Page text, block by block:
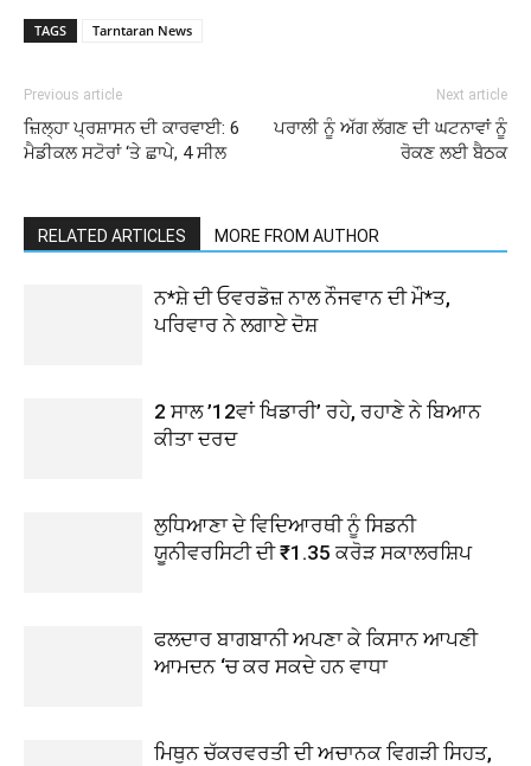
TAGS Tarntaran News
Previous article
ਜ਼ਿਲ੍ਹਾ ਪ੍ਰਸ਼ਾਸਨ ਦੀ ਕਾਰਵਾਈ: 6
ਮੈਡੀਕਲ ਸਟੋਰਾਂ ‘ਤੇ ਛਾਪੇ, 4 ਸੀਲ
Next article
ਪਰਾਲੀ ਨੂੰ ਅੱਗ ਲੱਗਣ ਦੀ ਘਟਨਾਵਾਂ ਨੂੰ
ਰੋਕਣ ਲਈ ਬੈਠਕ
RELATED ARTICLES MORE FROM AUTHOR
ਨ*ਸ਼ੇ ਦੀ ਓਵਰਡੋਜ਼ ਨਾਲ ਨੌਜਵਾਨ ਦੀ ਮੌ*ਤ,
ਪਰਿਵਾਰ ਨੇ ਲਗਾਏ ਦੋਸ਼
2 ਸਾਲ ’12ਵਾਂ ਖਿਡਾਰੀ’ ਰਹੇ, ਰਹਾਣੇ ਨੇ ਬਿਆਨ
ਕੀਤਾ ਦਰਦ
ਲੁਧਿਆਣਾ ਦੇ ਵਿਦਿਆਰਥੀ ਨੂੰ ਸਿਡਨੀ
ਯੂਨੀਵਰਸਿਟੀ ਦੀ ₹1.35 ਕਰੋੜ ਸਕਾਲਰਸ਼ਿਪ
ਫਲਦਾਰ ਬਾਗਬਾਨੀ ਅਪਣਾ ਕੇ ਕਿਸਾਨ ਆਪਣੀ
ਆਮਦਨ ‘ਚ ਕਰ ਸਕਦੇ ਹਨ ਵਾਧਾ
ਮਿਥੁਨ ਚੱਕਰਵਰਤੀ ਦੀ ਅਚਾਨਕ ਵਿਗੜੀ ਸਿਹਤ,